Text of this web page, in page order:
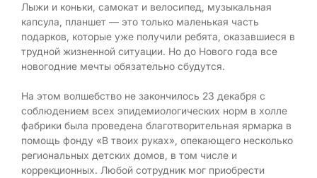
Лыжи и коньки, самокат и велосипед, музыкальная
капсула, планшет — это только маленькая часть
подарков, которые уже получили ребята, оказавшиеся в
трудной жизненной ситуации. Но до Нового года все
новогодние мечты обязательно сбудутся.
На этом волшебство не закончилось 23 декабря с
соблюдением всех эпидемиологических норм в холле
фабрики была проведена благотворительная ярмарка в
помощь фонду «В твоих руках», опекающего несколько
региональных детских домов, в том числе и
коррекционных. Любой сотрудник мог приобрести